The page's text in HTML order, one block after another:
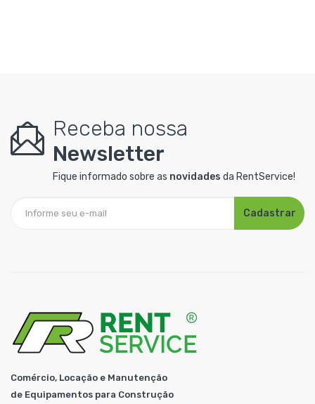
Receba nossa
Newsletter
Fique informado sobre as novidades da RentService!
Cadastrar
Comércio, Locação e Manutenção
de Equipamentos para Construção